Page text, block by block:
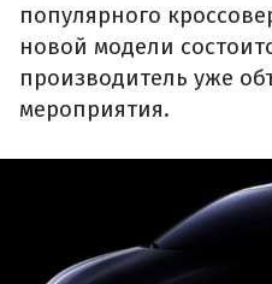
популярного
новой модели
производитель уже
мероприятия.